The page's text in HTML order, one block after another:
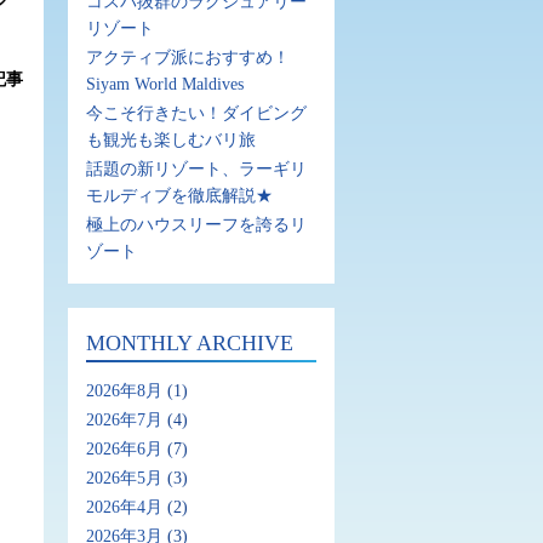
事
リゾート
アクティブ派におすすめ！
Siyam World Maldives
今こそ行きたい！ダイビング
も観光も楽しむバリ旅
話題の新リゾート、ラーギリ
モルディブを徹底解説★
極上のハウスリーフを誇るリ
ゾート
MONTHLY ARCHIVE
2026年8月 (1)
2026年7月 (4)
2026年6月 (7)
2026年5月 (3)
2026年4月 (2)
2026年3月 (3)